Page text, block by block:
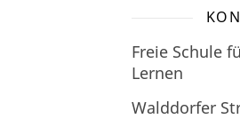
Freie Schule
Lernen
Walddorfer